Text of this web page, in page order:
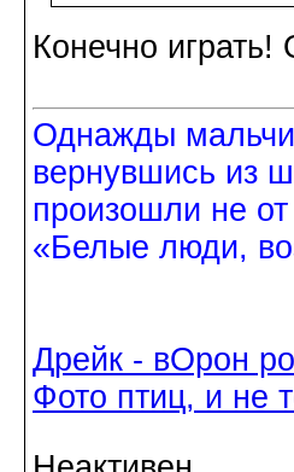
Конечно
Однажды
вернувшись из
произошли не
«Белые люди,
Дрейк - вОрон
Фото птиц, и не